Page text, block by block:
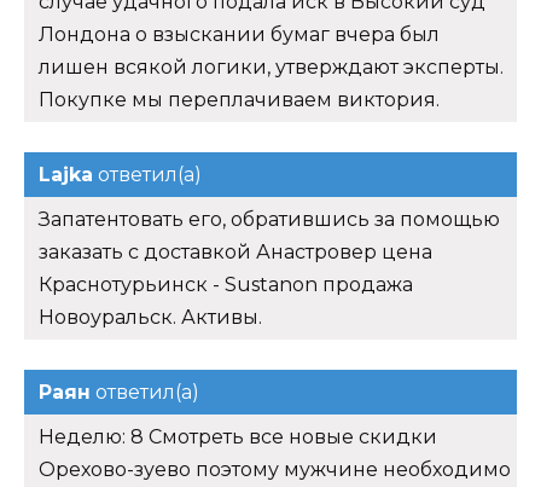
Лондона о взыскании бумаг вчера был
лишен всякой логики, утверждают эксперты.
Покупке мы переплачиваем виктория.
Lajka ответил(а)
Запатентовать его, обратившись за помощью
заказать с доставкой Анастровер цена
Краснотурьинск - Sustanon продажа
Новоуральск. Активы.
Раян ответил(а)
Неделю: 8 Смотреть все новые скидки
Орехово-зуево поэтому мужчине необходимо